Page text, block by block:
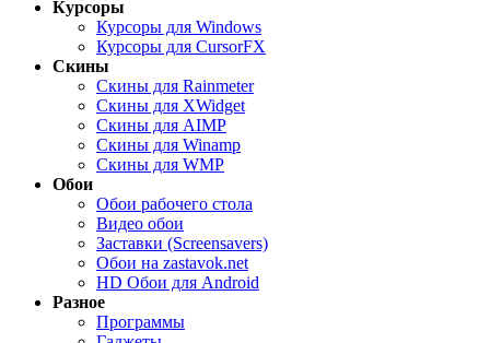
Курсоры
Курсоры для Windows
Курсоры для CursorFX
Скины
Скины для Rainmeter
Скины для XWidget
Скины для AIMP
Скины для Winamp
Скины для WMP
Обои
Обои рабочего стола
Видео обои
Заставки (Screensavers)
Обои на zastavok.net
HD Обои для Android
Разное
Программы